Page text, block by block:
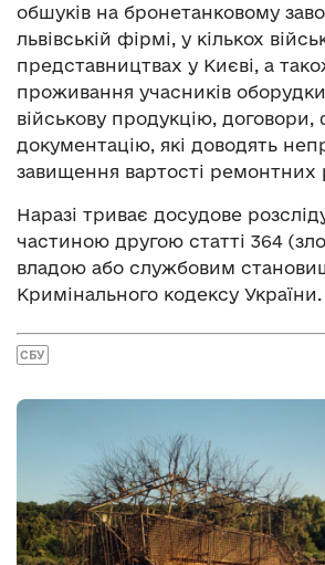
обшуків на бронетанковому
львівській фірмі, у кількох
представництвах у Києві, а
проживання учасників
військову продукцію, договори,
документацію, які доводять
завищення вартості ремонтних
Наразі триває досудове
частиною другою статті 364
владою або службовим
Кримінального кодексу України.
СБУ